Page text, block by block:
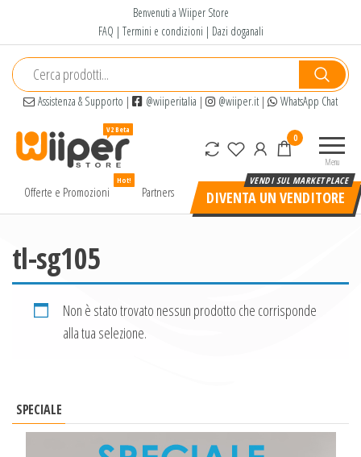
contenuto
Benvenuti a Wiiper Store
FAQ | Termini e condizioni | Dazi doganali
Assistenza & Supporto | @wiiperitalia | @wiiper.it| WhatsApp Chat
alta
Menu
0
Offerte e Promozioni
Hot!
Partners DIVENTA UN VENDITORE
tl-sg105
Non è stato trovato nessun prodotto che corrisponde
alla tua selezione.
SPECIALE